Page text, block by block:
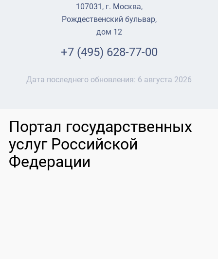
107031, г. Москва,
Рождественский бульвар,
дом 12
+7 (495) 628-77-00
Дата последнего обновления: 6 августа 2026
Портал государственных
услуг Российской
Федерации